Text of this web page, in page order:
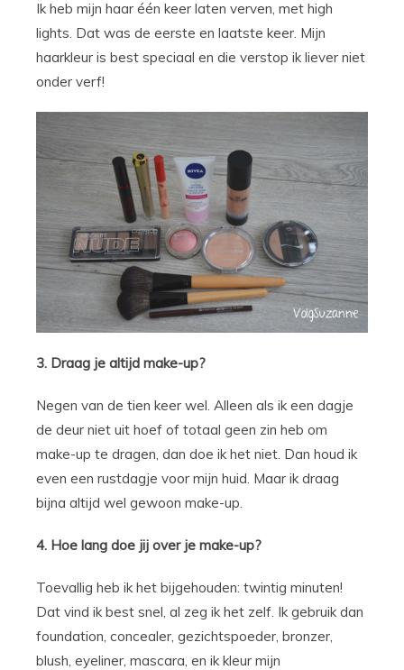
Ik heb mijn haar één keer laten verven, met high
lights. Dat was de eerste en laatste keer. Mijn
haarkleur is best speciaal en die verstop ik liever niet
onder verf!
3. Draag je altijd make-up?
Negen van de tien keer wel. Alleen als ik een dagje
de deur niet uit hoef of totaal geen zin heb om
make-up te dragen, dan doe ik het niet. Dan houd ik
even een rustdagje voor mijn huid. Maar ik draag
bijna altijd wel gewoon make-up.
4. Hoe lang doe jij over je make-up?
Toevallig heb ik het bijgehouden: twintig minuten!
Dat vind ik best snel, al zeg ik het zelf. Ik gebruik dan
foundation, concealer, gezichtspoeder, bronzer,
blush, eyeliner, mascara, en ik kleur mijn